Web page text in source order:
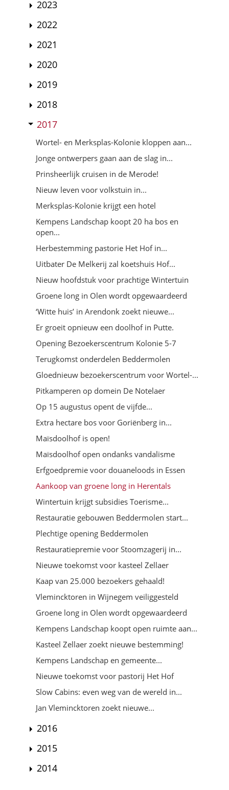
2023
2022
2021
2020
2019
2018
2017
Wortel- en Merksplas-Kolonie kloppen aan...
Jonge ontwerpers gaan aan de slag in...
Prinsheerlijk cruisen in de Merode!
Nieuw leven voor volkstuin in...
Merksplas-Kolonie krijgt een hotel
Kempens Landschap koopt 20 ha bos en
open...
Herbestemming pastorie Het Hof in...
Uitbater De Melkerij zal koetshuis Hof...
Nieuw hoofdstuk voor prachtige Wintertuin
Groene long in Olen wordt opgewaardeerd
‘Witte huis’ in Arendonk zoekt nieuwe...
Er groeit opnieuw een doolhof in Putte.
Opening Bezoekerscentrum Kolonie 5-7
Terugkomst onderdelen Beddermolen
Gloednieuw bezoekerscentrum voor Wortel-...
Pitkamperen op domein De Notelaer
Op 15 augustus opent de vijfde...
Extra hectare bos voor Goriënberg in...
Maïsdoolhof is open!
Maïsdoolhof open ondanks vandalisme
Erfgoedpremie voor douaneloods in Essen
Aankoop van groene long in Herentals
Wintertuin krijgt subsidies Toerisme...
Restauratie gebouwen Beddermolen start...
Plechtige opening Beddermolen
Restauratiepremie voor Stoomzagerij in...
Nieuwe toekomst voor kasteel Zellaer
Kaap van 25.000 bezoekers gehaald!
Vlemincktoren in Wijnegem veiliggesteld
Groene long in Olen wordt opgewaardeerd
Kempens Landschap koopt open ruimte aan...
Kasteel Zellaer zoekt nieuwe bestemming!
Kempens Landschap en gemeente...
Nieuwe toekomst voor pastorij Het Hof
Slow Cabins: even weg van de wereld in...
Jan Vlemincktoren zoekt nieuwe...
2016
2015
2014